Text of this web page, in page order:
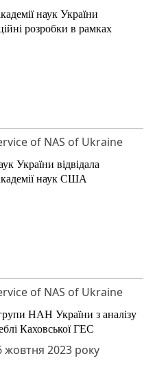
наук України
розробки в рамках
of NAS of Ukraine
України відвідала
наук США
of NAS of Ukraine
НАН України з аналізу
Каховської ГЕС
жовтня 2023 року